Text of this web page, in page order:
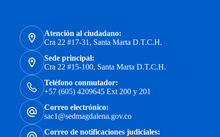
Atención al ciudadano:
Cra 22 #17-31, Santa Marta D.T.C.H.
Sede principal:
Cra 22 #15-100, Santa Marta D.T.C.H.
Teléfono conmutador:
+57 (605) 4209645 Ext 200 y 201
Correo electrónico:
sac1@sedmagdalena.gov.co
Correo de notificaciones judiciales: